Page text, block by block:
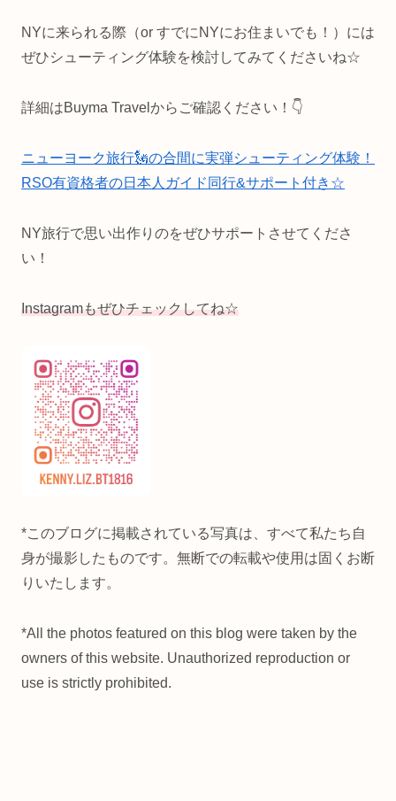
NYに来られる際（or すでにNYにお住まいでも！）には
ぜひシューティング体験を検討してみてくださいね☆
詳細はBuyma Travelからご確認ください！👇
ニューヨーク旅行🗽の合間に実弾シューティング体験！
RSO有資格者の日本人ガイド同行&サポート付き☆
NY旅行で思い出作りのをぜひサポートさせてくださ
い！
Instagramもぜひチェックしてね☆
*このブログに掲載されている写真は、すべて私たち自
身が撮影したものです。無断での転載や使用は固くお断
りいたします。
*All the photos featured on this blog were taken by the
owners of this website. Unauthorized reproduction or
use is strictly prohibited.